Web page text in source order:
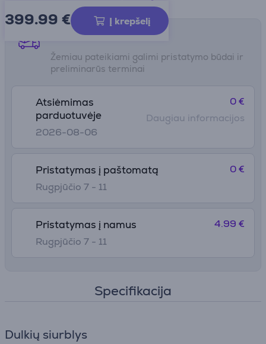
efektyvesnis judėjimo planavimas
399.99 € Į krepšelį
Pristatymo būdai
Žemiau pateikiami galimi pristatymo būdai ir
preliminarūs terminai
Atsiėmimas
parduotuvėje
2026-08-06
0 €
Daugiau informacijos
Pristatymas į paštomatą
Rugpjūčio 7 - 11
0 €
Pristatymas į namus
Rugpjūčio 7 - 11
4.99 €
Specifikacija
Dulkių siurblys